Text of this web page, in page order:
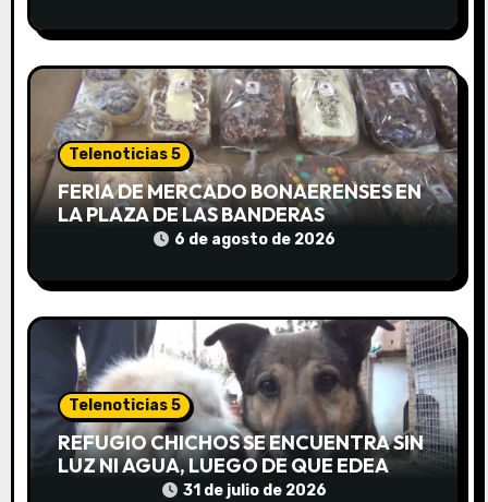
n
r
a
a
s
Telenoticias 5
FERIA DE MERCADO BONAERENSES EN
LA PLAZA DE LAS BANDERAS
6 de agosto de 2026
Telenoticias 5
REFUGIO CHICHOS SE ENCUENTRA SIN
LUZ NI AGUA, LUEGO DE QUE EDEA
CORTARA EL SUMINISTRO SIN AVISO
31 de julio de 2026